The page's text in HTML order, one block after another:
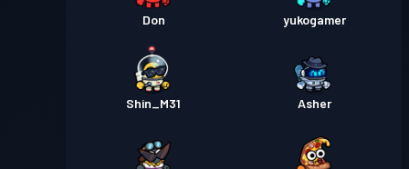
Don yukogamer
Shin_M31 Asher